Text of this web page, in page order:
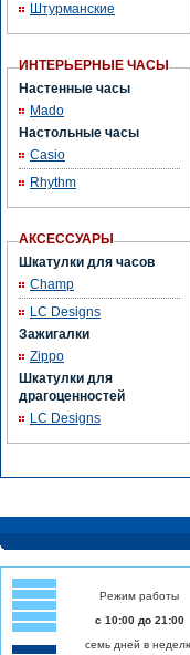
Штурманские
ИНТЕРЬЕРНЫЕ ЧАСЫ
Настенные часы
Mado
Настольные часы
Casio
Rhythm
АКСЕССУАРЫ
Шкатулки для часов
Champ
LC Designs
Зажигалки
Zippo
Шкатулки для
драгоценностей
LC Designs
Режим работы
с 10:00 до 21:00
семь дней в